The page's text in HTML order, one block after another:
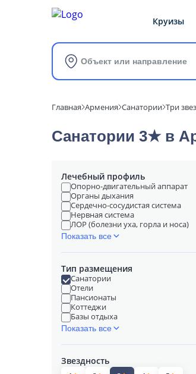
Круизы
Объект или направление
Главная Армения Санатории Три
Санатории 3★ в
Лечебный профиль
Опорно-двигательный аппарат
Органы дыхания
Сердечно-сосудистая система
Нервная система
ЛОР (болезни уха, горла и носа)
Показать все
Тип размещения
Санатории
Отели
Пансионаты
Коттеджи
Базы отдыха
Показать все
Звездность